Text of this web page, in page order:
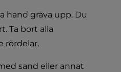
hand gräva upp. Du
Ta bort alla
rördelar.
sand eller annat